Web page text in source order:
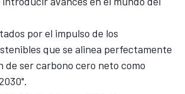
por el impulso de los
que se alinea perfectamente
de ser carbono cero neto como